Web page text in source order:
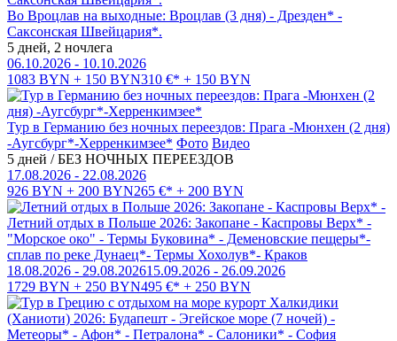
Во Вроцлав на выходные: Вроцлав (3 дня) - Дрезден* -
Саксонская Швейцария*.
5 дней, 2 ночлега
06.10.2026 - 10.10.2026
1083 BYN + 150 BYN310 €* + 150 BYN
Тур в Германию без ночных переездов: Прага -Мюнхен (2 дня)
-Аугсбург*-Херренкимзее* Фото Видео
5 дней / БЕЗ НОЧНЫХ ПЕРЕЕЗДОВ
17.08.2026 - 22.08.2026
926 BYN + 200 BYN265 €* + 200 BYN
Летний отдых в Польше 2026: Закопане - Каспровы Верх* -
"Морское око" - Термы Буковина* - Деменовские пещеры*-
сплав по реке Дунаец*- Термы Хохолув*- Краков
18.08.2026 - 29.08.202615.09.2026 - 26.09.2026
1729 BYN + 250 BYN495 €* + 250 BYN